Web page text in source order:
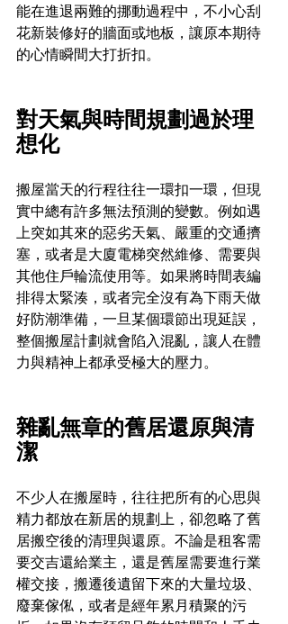
能在進退兩難的挪動過程中，不小心刮
花新裝修好的牆面或地板，讓原本期待
的心情瞬間大打折扣。
對天氣與時間規劃過於理
想化
搬屋當天的行程往往一環扣一環，但現
實中總有許多無法預測的變數。例如遇
上突如其來的惡劣天氣、嚴重的交通擠
塞，或者是大廈電梯突然維修、需要與
其他住戶輪流使用等。如果將時間表編
排得太緊湊，或者完全沒有為下雨天做
好防潮準備，一旦某個環節出現延誤，
整個搬屋計劃就會陷入混亂，讓人在體
力與精神上都承受極大的壓力。
雜亂無章的舊居還原與清
潔
不少人在搬屋時，往往把所有的心思與
精力都放在新居的規劃上，卻忽略了舊
居搬空後的清理與還原。不論是租客需
要交吉還給業主，還是舊屋需要進行業
權交接，搬遷後遺留下來的大量垃圾、
廢棄傢俬，或者是經年累月積聚的污